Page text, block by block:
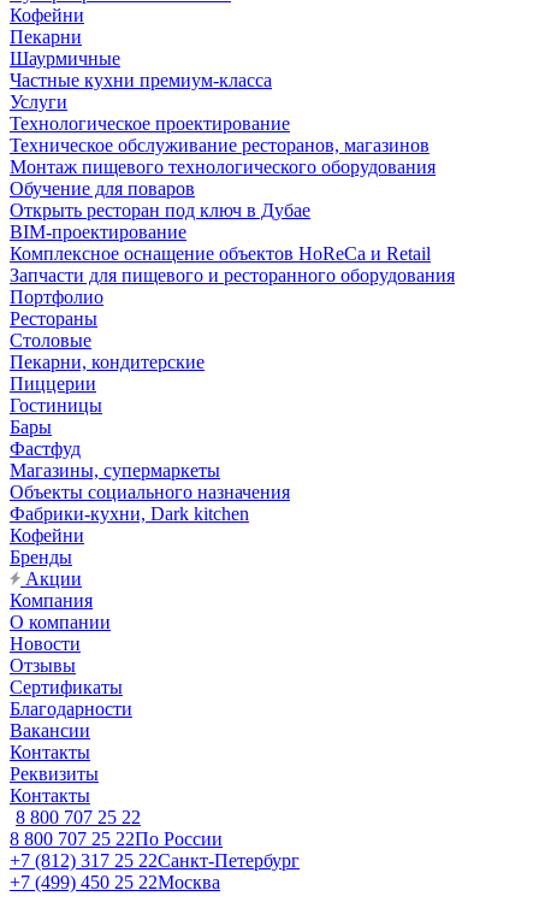
Кофейни
Пекарни
Шаурмичные
Частные кухни премиум-класса
Услуги
Технологическое проектирование
Техническое обслуживание ресторанов, магазинов
Монтаж пищевого технологического оборудования
Обучение для поваров
Открыть ресторан под ключ в Дубае
BIM-проектирование
Комплексное оснащение объектов HoReCa и Retail
Запчасти для пищевого и ресторанного оборудования
Портфолио
Рестораны
Столовые
Пекарни, кондитерские
Пиццерии
Гостиницы
Бары
Фастфуд
Магазины, супермаркеты
Объекты социального назначения
Фабрики-кухни, Dark kitchen
Кофейни
Бренды
Акции
Компания
О компании
Новости
Отзывы
Сертификаты
Благодарности
Вакансии
Контакты
Реквизиты
Контакты
8 800 707 25 22
8 800 707 25 22По России
+7 (812) 317 25 22Санкт-Петербург
+7 (499) 450 25 22Москва